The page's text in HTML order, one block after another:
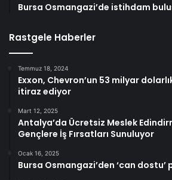
Bursa Osmangazi’de istihdam
Rastgele Haberler
Temmuz 18, 2024
Exxon, Chevron’un 53 milyar
itiraz ediyor
Mart 12, 2025
Antalya’da Ücretsiz Meslek
Gençlere İş Fırsatları Sunuluyor
Ocak 16, 2025
Bursa Osmangazi’den ‘can